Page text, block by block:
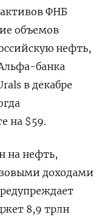
ФНБ
объемов
нефть,
банка
в декабре
на $59.
на нефть,
доходами
8,9 трлн